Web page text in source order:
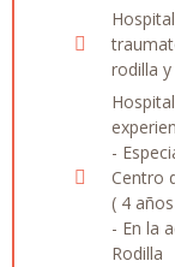
rodilla
-
Centro
( 4
- En la
Rodilla